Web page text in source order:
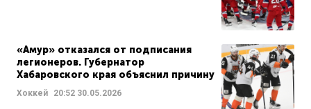
«Амур» отказался от подписания
легионеров. Губернатор
Хабаровского края объяснил причину
Хоккей 20:52 30.05.2026